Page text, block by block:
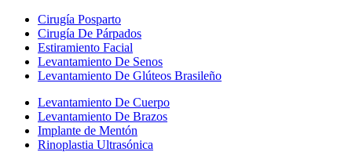
Cirugía Posparto
Cirugía De Párpados
Estiramiento Facial
Levantamiento De Senos
Levantamiento De Glúteos Brasileño
Levantamiento De Cuerpo
Levantamiento De Brazos
Implante de Mentón
Rinoplastia Ultrasónica